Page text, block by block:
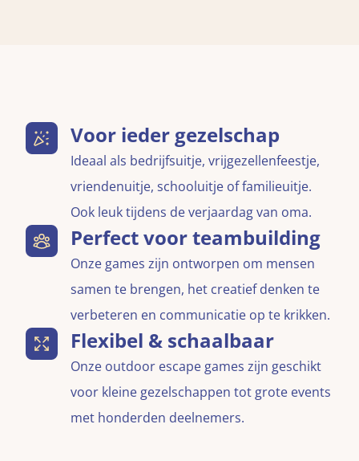
Voor ieder gezelschap
Ideaal als bedrijfsuitje, vrijgezellenfeestje,
vriendenuitje, schooluitje of familieuitje.
Ook leuk tijdens de verjaardag van oma.
Perfect voor teambuilding
Onze games zijn ontworpen om mensen
samen te brengen, het creatief denken te
verbeteren en communicatie op te krikken.
Flexibel & schaalbaar
Onze outdoor escape games zijn geschikt
voor kleine gezelschappen tot grote events
met honderden deelnemers.